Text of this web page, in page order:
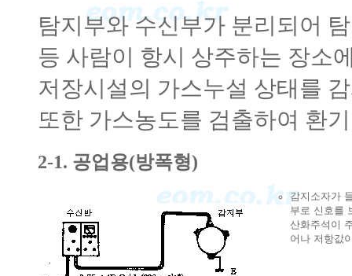
탐지부와 수신부가 분리되어
등 사람이 항시 상주하는 장소
저장시설의 가스누설 상태를
또한 가스농도를 검출하여 환
2-1. 공업용(방폭형)
감지소자가
부로 신호를
산화주석이
어나 저항값